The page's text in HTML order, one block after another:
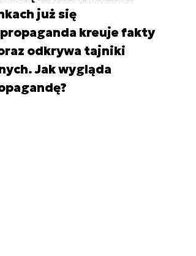
już się
kreuje fakty
odkrywa tajniki
Jak wygląda